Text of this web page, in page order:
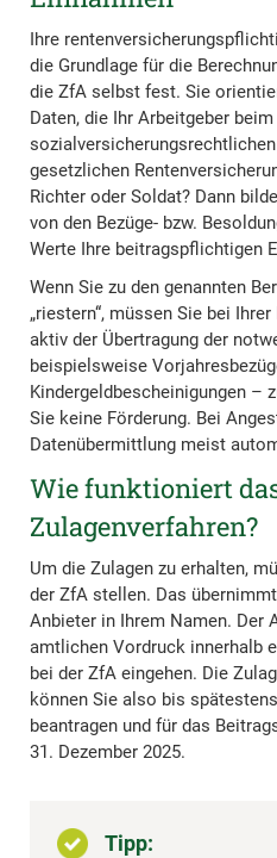
Ihre
die Grundlage für die
die ZfA selbst fest. Sie
Daten, die Ihr Arbeitgeber beim
gesetzlichen
Richter oder Soldat? Dann
von den Bezüge- bzw.
Werte Ihre beitragspflichtigen
Wenn Sie zu den genannten
„riestern“, müssen Sie bei
aktiv der Übertragung der
beispielsweise
Kindergeldbescheinigungen –
Sie keine Förderung. Bei
Datenübermittlung meist
Wie funktioniert
Zulagenverfahren?
Um die Zulagen zu erhalten,
der ZfA stellen. Das
Anbieter in Ihrem Namen. Der
amtlichen Vordruck innerhalb
bei der ZfA eingehen. Die
können Sie also bis
beantragen und für das
31. Dezember 2025.
Tipp: